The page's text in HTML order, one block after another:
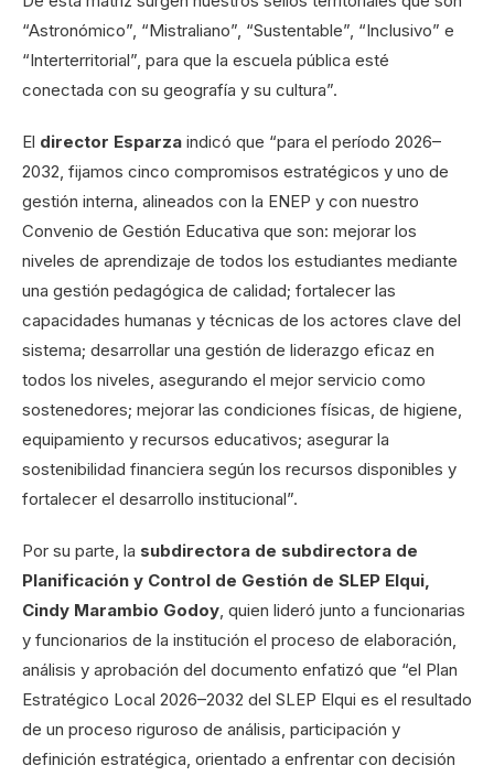
“Astronómico”, “Mistraliano”, “Sustentable”, “Inclusivo” e
“Interterritorial”, para que la escuela pública esté
conectada con su geografía y su cultura”.
El director Esparza indicó que “para el período 2026–
2032, fijamos cinco compromisos estratégicos y uno de
gestión interna, alineados con la ENEP y con nuestro
Convenio de Gestión Educativa que son: mejorar los
niveles de aprendizaje de todos los estudiantes mediante
una gestión pedagógica de calidad; fortalecer las
capacidades humanas y técnicas de los actores clave del
sistema; desarrollar una gestión de liderazgo eficaz en
todos los niveles, asegurando el mejor servicio como
sostenedores; mejorar las condiciones físicas, de higiene,
equipamiento y recursos educativos; asegurar la
sostenibilidad financiera según los recursos disponibles y
fortalecer el desarrollo institucional”.
Por su parte, la subdirectora de subdirectora de
Planificación y Control de Gestión de SLEP Elqui,
Cindy Marambio Godoy , quien lideró junto a funcionarias
y funcionarios de la institución el proceso de elaboración,
análisis y aprobación del documento enfatizó que “el Plan
Estratégico Local 2026–2032 del SLEP Elqui es el resultado
de un proceso riguroso de análisis, participación y
definición estratégica, orientado a enfrentar con decisión